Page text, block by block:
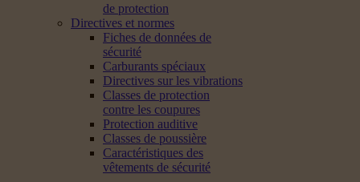
de protection
Directives et normes
Fiches de données de
sécurité
Carburants spéciaux
Directives sur les vibrations
Classes de protection
contre les coupures
Protection auditive
Classes de poussière
Caractéristiques des
vêtements de sécurité